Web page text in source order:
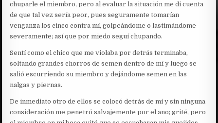
chuparle el miembro, pero al evaluar la situación me di cuenta
de que tal vez sería peor, pues seguramente tomarían
venganza los cinco contra mí, golpeándome o lastimándome
severamente; así que por miedo seguí chupando.
Sentí como el chico que me violaba por detrás terminaba,
soltando grandes chorros de semen dentro de mí y luego se
salió escurriendo su miembro y dejándome semen en las
nalgas y piernas.
De inmediato otro de ellos se colocó detrás de mí y sin ninguna
consideración me penetró salvajemente por el ano; grité, pero